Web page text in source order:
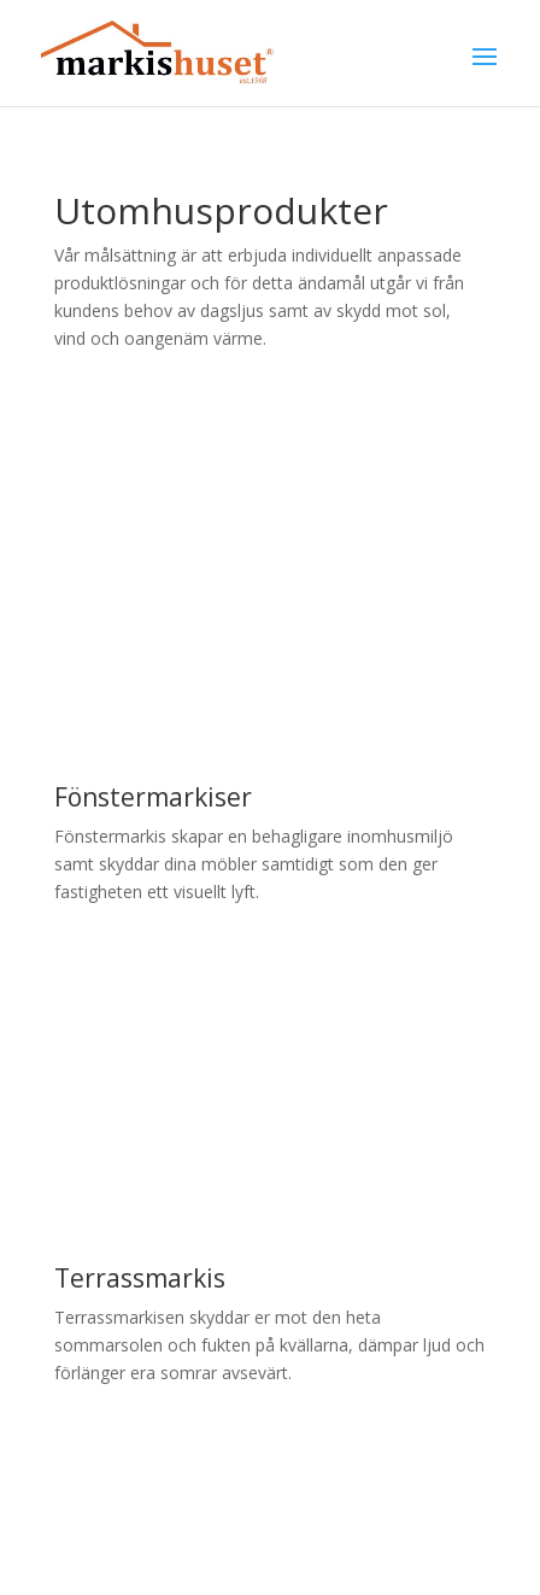
Utomhusprodukter
Vår målsättning är att erbjuda individuellt anpassade
produktlösningar och för detta ändamål utgår vi från
kundens behov av dagsljus samt av skydd mot sol,
vind och oangenäm värme.
Fönstermarkiser
Fönstermarkis skapar en behagligare inomhusmiljö
samt skyddar dina möbler samtidigt som den ger
fastigheten ett visuellt lyft.
Terrassmarkis
Terrassmarkisen skyddar er mot den heta
sommarsolen och fukten på kvällarna, dämpar ljud och
förlänger era somrar avsevärt.